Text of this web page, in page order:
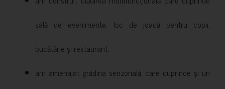
sală de evenimente, loc de joacă pentru copii,
bucătărie și restaurant;
am amenajat grădina senzorială, care cuprinde și un